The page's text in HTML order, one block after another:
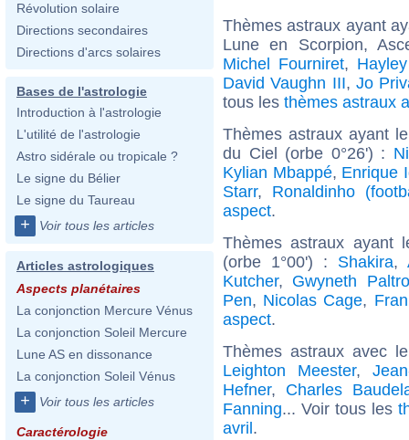
Révolution solaire
Directions secondaires
Directions d'arcs solaires
Bases de l'astrologie
Introduction à l'astrologie
L'utilité de l'astrologie
Astro sidérale ou tropicale ?
Le signe du Bélier
Le signe du Taureau
+ Voir tous les articles
Articles astrologiques
Aspects planétaires
La conjonction Mercure Vénus
La conjonction Soleil Mercure
Lune AS en dissonance
La conjonction Soleil Vénus
+ Voir tous les articles
Caractérologie
Thèmes astraux ayant
Lune en Scorpion,
Michel Fourniret,
David Vaughn III, Jo
tous les thèmes astraux
Thèmes astraux ayant
du Ciel (orbe 0°26') :
Kylian Mbappé, Enrique
Starr, Ronaldinho
aspect.
Thèmes astraux ayant
(orbe 1°00') : Shakira,
Kutcher, Gwyneth
Pen, Nicolas Cage,
aspect.
Thèmes astraux avec
Leighton Meester,
Hefner, Charles
Fanning... Voir tous les
avril.